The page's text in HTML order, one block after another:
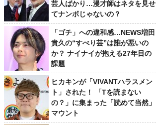
芸人ばかり…漫才師はネタを見せ
てナンボじゃないの？
「ゴチ」への違和感…NEWS増田
貴久の“すべり芸”は誰が悪いの
か？ ナイナイが抱える27年目の
課題
ヒカキンが「VIVANTハラスメン
ト」された！ 「Tを読まない
の？」に集まった「読めて当然」
マウント